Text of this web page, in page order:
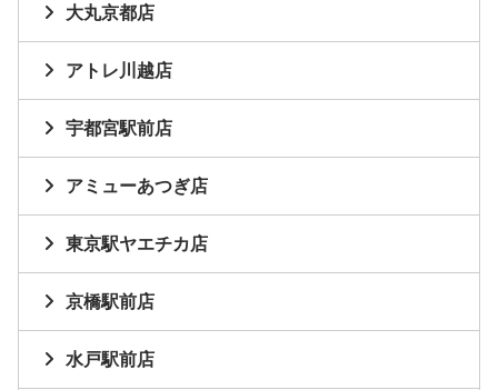
大丸京都店
アトレ川越店
宇都宮駅前店
アミューあつぎ店
東京駅ヤエチカ店
京橋駅前店
水戸駅前店